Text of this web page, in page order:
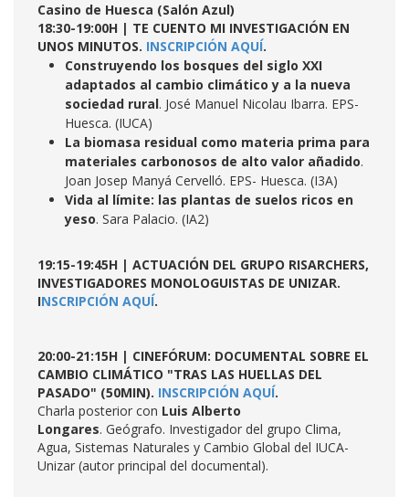
Casino de Huesca (Salón Azul)
18:30-19:00H | TE CUENTO MI INVESTIGACIÓN EN
UNOS MINUTOS. INSCRIPCIÓN AQUÍ.
Construyendo los bosques del siglo XXI
adaptados al cambio climático y a la nueva
sociedad rural. José Manuel Nicolau Ibarra. EPS-
Huesca. (IUCA)
La biomasa residual como materia prima para
materiales carbonosos de alto valor añadido.
Joan Josep Manyá Cervelló. EPS- Huesca. (I3A)
Vida al límite: las plantas de suelos ricos en
yeso. Sara Palacio. (IA2)
19:15-19:45H | ACTUACIÓN DEL GRUPO RISARCHERS,
INVESTIGADORES MONOLOGUISTAS DE UNIZAR.
INSCRIPCIÓN AQUÍ.
20:00-21:15H | CINEFÓRUM: DOCUMENTAL SOBRE EL
CAMBIO CLIMÁTICO "TRAS LAS HUELLAS DEL
PASADO" (50MIN). INSCRIPCIÓN AQUÍ.
Charla posterior con Luis Alberto
Longares. Geógrafo. Investigador del grupo Clima,
Agua, Sistemas Naturales y Cambio Global del IUCA-
Unizar (autor principal del documental).